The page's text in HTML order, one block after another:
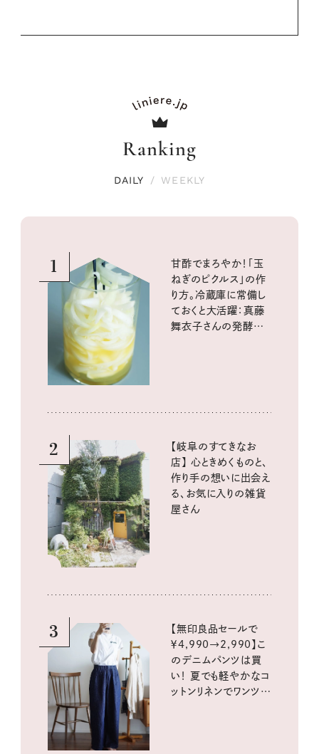
Ranking
DAILY / WEEKLY
1
甘酢でまろやか！「玉
ねぎのピクルス」の作
り方。冷蔵庫に常備し
ておくと大活躍：真藤
舞衣子さんの発酵と
2
【岐阜のすてきなお
店】 心ときめくものと、
作り手の想いに出会え
る、お気に入りの雑貨
屋さん
3
【無印良品セールで
￥4,990→2,990】こ
のデニムパンツは買
い！ 夏でも軽やかなコ
ットンリネンでワンツー